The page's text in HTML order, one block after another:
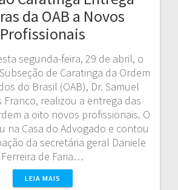
da OAB a Novos
Profissionais
segunda-feira, 29 de abril, o
de Caratinga da Ordem
do Brasil (OAB), Dr. Samuel
Franco, realizou a entrega das
a oito novos profissionais. O
na Casa do Advogado e contou
da secretária geral Daniele
Ferreira de Faria…
LEIA MAIS